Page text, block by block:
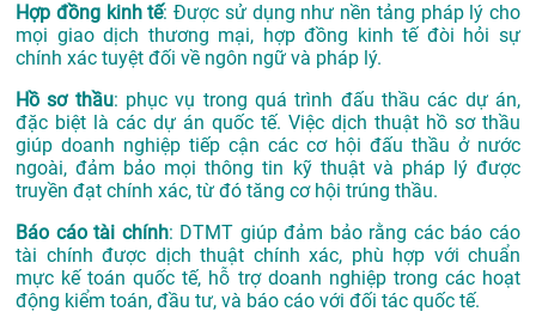
Hợp đồng kinh tế: Được sử dụng như nền tảng pháp lý cho
mọi giao dịch thương mại, hợp đồng kinh tế đòi hỏi sự
chính xác tuyệt đối về ngôn ngữ và pháp lý.
Hồ sơ thầu: phục vụ trong quá trình đấu thầu các dự án,
đặc biệt là các dự án quốc tế. Việc dịch thuật hồ sơ thầu
giúp doanh nghiệp tiếp cận các cơ hội đấu thầu ở nước
ngoài, đảm bảo mọi thông tin kỹ thuật và pháp lý được
truyền đạt chính xác, từ đó tăng cơ hội trúng thầu.
Báo cáo tài chính: DTMT giúp đảm bảo rằng các báo cáo
tài chính được dịch thuật chính xác, phù hợp với chuẩn
mực kế toán quốc tế, hỗ trợ doanh nghiệp trong các hoạt
động kiểm toán, đầu tư, và báo cáo với đối tác quốc tế.